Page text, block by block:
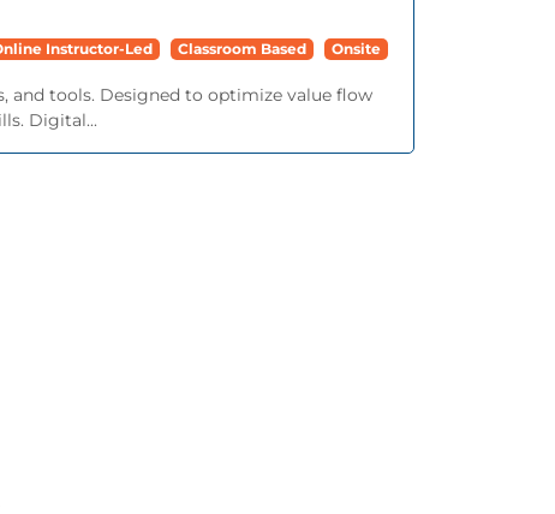
Instructor-Led Classroom Based Onsite
and tools. Designed to optimize value flow
Digital...